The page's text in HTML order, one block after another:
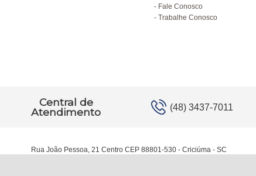
Fale Conosco
Trabalhe Conosco
Central de
Atendimento
(48) 3437-7011
Rua João Pessoa, 21 Centro CEP 88801-530 - Criciúma - SC